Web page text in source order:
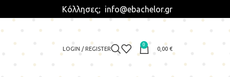
Κόλλησες; info@ebachelor.gr
LOGIN / REGISTER
0
0,00 €